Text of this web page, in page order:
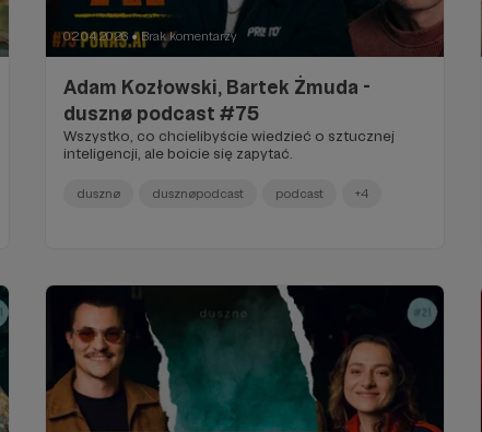
02.04.2026 ● Brak komentarzy
Adam Kozłowski, Bartek Żmuda -
dusznø podcast #75
Wszystko, co chcielibyście wiedzieć o sztucznej
inteligencji, ale boicie się zapytać.
dusznø dusznøpodcast podcast +4